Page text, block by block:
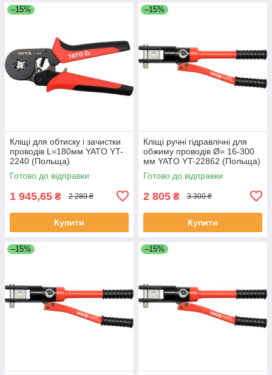
–15%
Кліщі для обтиску і зачистки
проводів L=180мм YATO YT-
2240 (Польща)
Готово до відправки
1 945,65 ₴ 2 289 ₴
Купити
–15%
Кліщі ручні гідравлічні для
обжиму проводів Ø= 16-300
мм YATO YT-22862 (Польща)
Готово до відправки
2 805 ₴ 3 300 ₴
Купити
–15% –15%